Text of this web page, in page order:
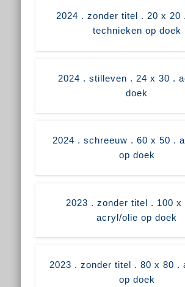
2024 . zonder titel . 20 x 20
technieken op doek
2024 . stilleven . 24 x 30 .
doek
2024 . schreeuw . 60 x 50 .
op doek
2023 . zonder titel . 100 x
acryl/olie op doek
2023 . zonder titel . 80 x 80 .
op doek